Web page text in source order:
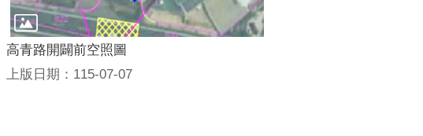
高青路開闢前空照圖
上版日期：115-07-07